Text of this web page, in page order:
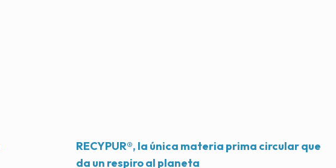
RECYPUR®, la única materia prima circular que
da un respiro al planeta